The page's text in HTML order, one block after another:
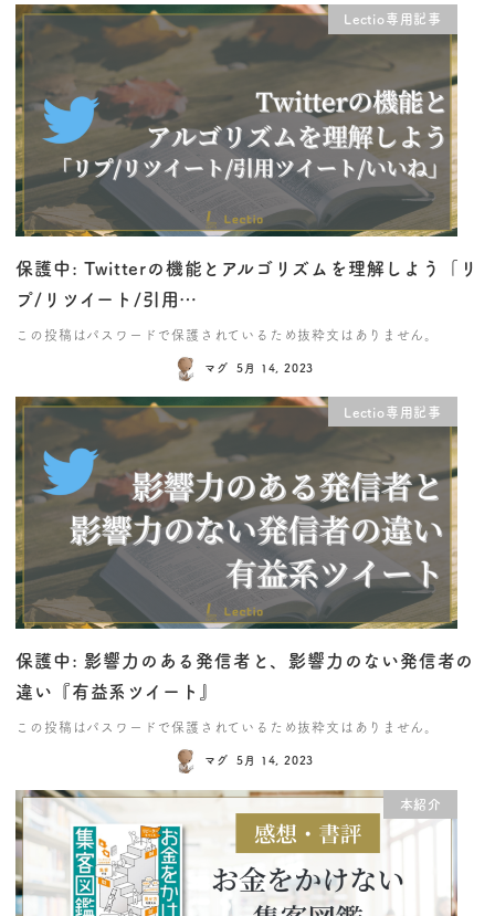
Lectio専用記事
保護中: Twitterの機能とアルゴリズムを理解しよう「リ
プ/リツイート/引用…
この投稿はパスワードで保護されているため抜粋文はありません。
マグ 5月 14, 2023
Lectio専用記事
保護中: 影響力のある発信者と、影響力のない発信者の
違い『有益系ツイート』
この投稿はパスワードで保護されているため抜粋文はありません。
マグ 5月 14, 2023
本紹介